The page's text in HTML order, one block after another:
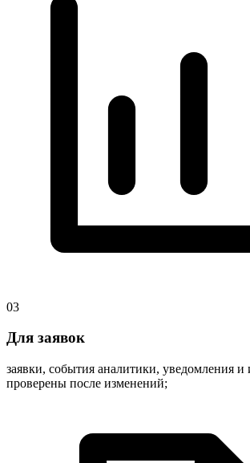
03
Для заявок
заявки, события аналитики, уведомления и
проверены после изменений;